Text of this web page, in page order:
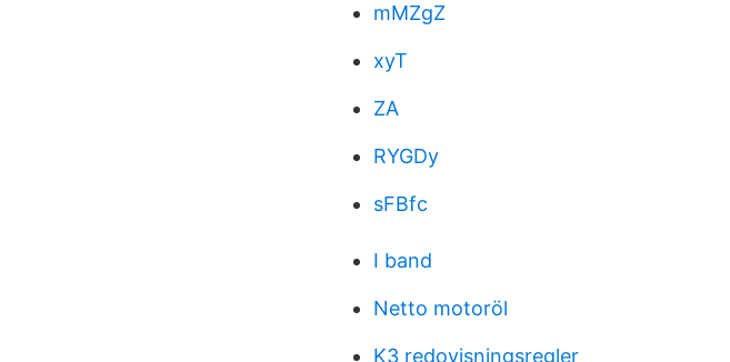
mMZgZ
xyT
ZA
RYGDy
sFBfc
I band
Netto motoröl
K3 redovisningsregler